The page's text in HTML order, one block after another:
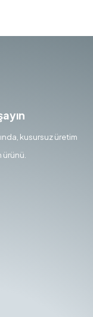
kusursuz üretim